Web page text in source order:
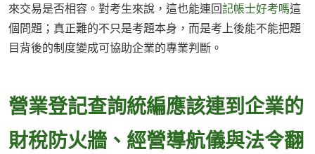
來交易是否相容。對考生來說，這也能連回記帳士好考嗎這
個問題；真正難的不只是考題本身，而是考上後能不能把題
目背後的制度變成可協助企業的專業判斷。
營業登記查詢統編應該連到企業的
財稅防火牆、經營導航儀與法令翻